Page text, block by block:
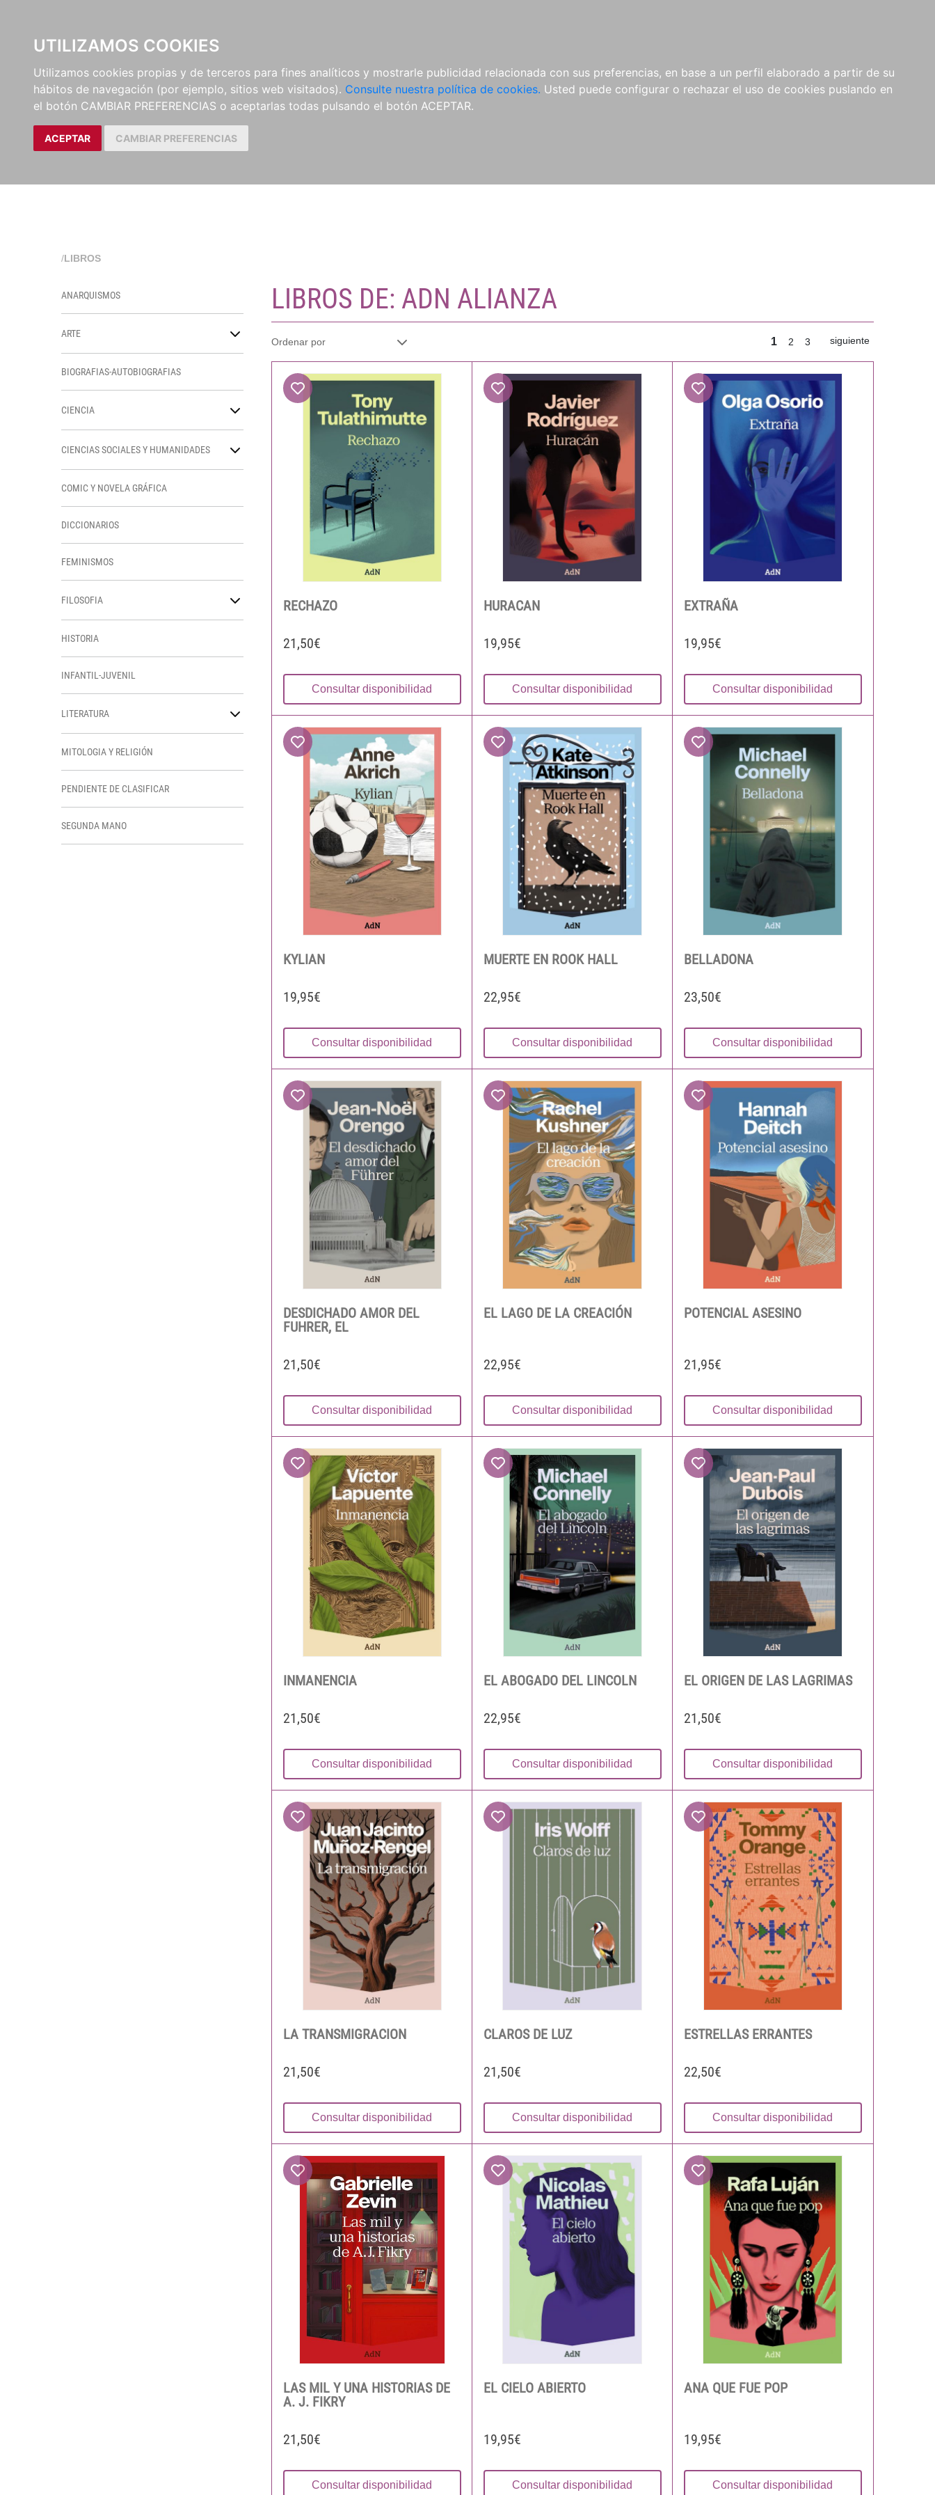
UTILIZAMOS COOKIES
Utilizamos cookies propias y de terceros para fines analíticos y mostrarle publicidad relacionada con sus preferencias, en base a un perfil elaborado a partir de su
hábitos de navegación (por ejemplo, sitios web visitados). Consulte nuestra política de cookies. Usted puede configurar o rechazar el uso de cookies puslando en
el botón CAMBIAR PREFERENCIAS o aceptarlas todas pulsando el botón ACEPTAR.
ACEPTAR CAMBIAR PREFERENCIAS
/LIBROS
ANARQUISMOS
ARTE
BIOGRAFIAS-AUTOBIOGRAFIAS
CIENCIA
CIENCIAS SOCIALES Y HUMANIDADES
COMIC Y NOVELA GRÁFICA
DICCIONARIOS
FEMINISMOS
FILOSOFIA
HISTORIA
INFANTIL-JUVENIL
LITERATURA
MITOLOGIA Y RELIGIÓN
PENDIENTE DE CLASIFICAR
SEGUNDA MANO
LIBROS DE: ADN ALIANZA
1 2 3 siguiente
RECHAZO
21,50€
Consultar disponibilidad
HURACAN
19,95€
Consultar disponibilidad
EXTRAÑA
19,95€
Consultar disponibilidad
KYLIAN
19,95€
Consultar disponibilidad
MUERTE EN ROOK HALL
22,95€
Consultar disponibilidad
BELLADONA
23,50€
Consultar disponibilidad
DESDICHADO AMOR DEL
FUHRER, EL
21,50€
Consultar disponibilidad
EL LAGO DE LA CREACIÓN
22,95€
Consultar disponibilidad
POTENCIAL ASESINO
21,95€
Consultar disponibilidad
INMANENCIA
21,50€
Consultar disponibilidad
EL ABOGADO DEL LINCOLN
22,95€
Consultar disponibilidad
EL ORIGEN DE LAS LAGRIMAS
21,50€
Consultar disponibilidad
LA TRANSMIGRACION
21,50€
Consultar disponibilidad
CLAROS DE LUZ
21,50€
Consultar disponibilidad
ESTRELLAS ERRANTES
22,50€
Consultar disponibilidad
LAS MIL Y UNA HISTORIAS DE
A. J. FIKRY
21,50€
Consultar disponibilidad
EL CIELO ABIERTO
19,95€
Consultar disponibilidad
ANA QUE FUE POP
19,95€
Consultar disponibilidad